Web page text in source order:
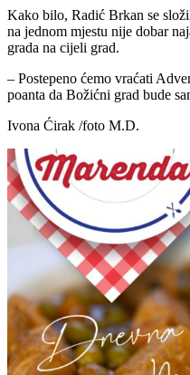
Kako bilo, Radić Brkan se
na jednom mjestu nije dobar
grada na cijeli grad.
– Postepeno ćemo vraćati
poanta da Božićni grad bude
Ivona Ćirak /foto M.D.